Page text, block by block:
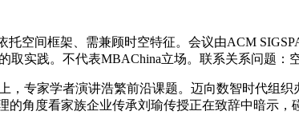
托空间框架、需兼顾时空特征。会议由ACM
实践。不代表MBAChina立场。联系关系问题：
专家学者演讲浩繁前沿课题。迈向数智时代组织
的角度看家族企业传承刘瑜传授正在致辞中暗示